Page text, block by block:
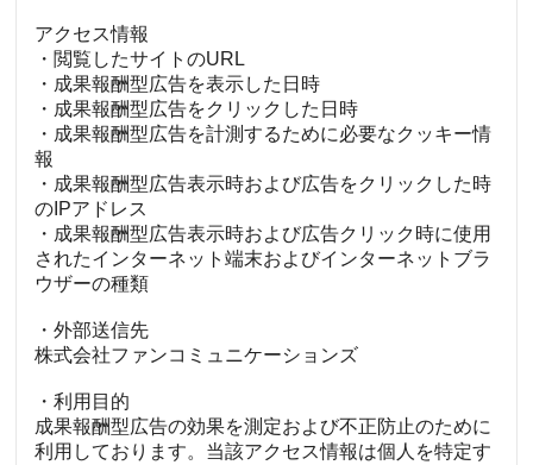
アクセス情報
・閲覧したサイトのURL
・成果報酬型広告を表示した日時
・成果報酬型広告をクリックした日時
・成果報酬型広告を計測するために必要なクッキー情
報
・成果報酬型広告表示時および広告をクリックした時
のIPアドレス
・成果報酬型広告表示時および広告クリック時に使用
されたインターネット端末およびインターネットブラ
ウザーの種類
・外部送信先
株式会社ファンコミュニケーションズ
・利用目的
成果報酬型広告の効果を測定および不正防止のために
利用しております。当該アクセス情報は個人を特定す